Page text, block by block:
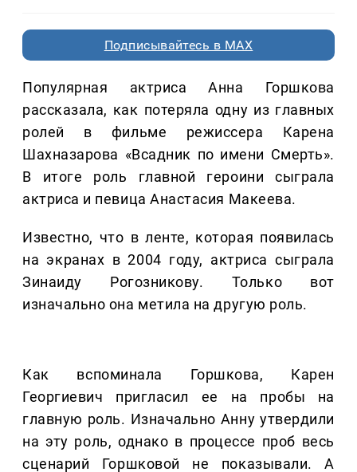
Подписывайтесь в MAX
Популярная актриса Анна Горшкова
рассказала, как потеряла одну из главных
ролей в фильме режиссера Карена
Шахназарова «Всадник по имени Смерть».
В итоге роль главной героини сыграла
актриса и певица Анастасия Макеева.
Известно, что в ленте, которая появилась
на экранах в 2004 году, актриса сыграла
Зинаиду Рогозникову. Только вот
изначально она метила на другую роль.
Как вспоминала Горшкова, Карен
Георгиевич пригласил ее на пробы на
главную роль. Изначально Анну утвердили
на эту роль, однако в процессе проб весь
сценарий Горшковой не показывали. А